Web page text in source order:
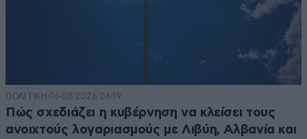
ΠΟΛΙΤΙΚΗ 06·08·2026 06:19
Πώς σχεδιάζει η κυβέρνηση να κλείσει τους
ανοιχτούς λογαριασμούς με Λιβύη, Αλβανία και